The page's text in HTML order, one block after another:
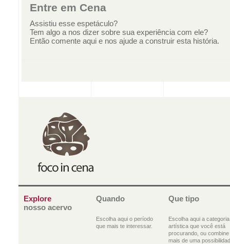
Entre em Cena
Assistiu esse espetáculo?
Tem algo a nos dizer sobre sua experiência com ele?
Então comente aqui e nos ajude a construir esta história.
Explore
nosso acervo
Quando
Escolha aqui o período
que mais te interessar.
Que tipo
Escolha aqui a categoria
artística que você está
procurando, ou combine
mais de uma